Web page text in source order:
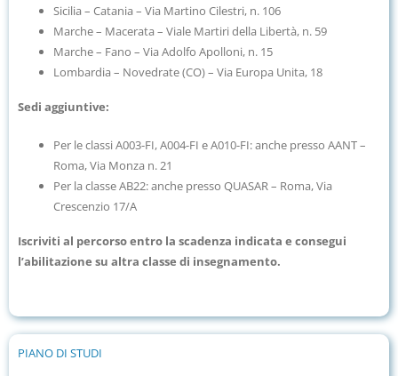
Sicilia – Catania – Via Martino Cilestri, n. 106
Marche – Macerata – Viale Martiri della Libertà, n. 59
Marche – Fano – Via Adolfo Apolloni, n. 15
Lombardia – Novedrate (CO) – Via Europa Unita, 18
Sedi aggiuntive:
Per le classi A003-FI, A004-FI e A010-FI: anche presso AANT –
Roma, Via Monza n. 21
Per la classe AB22: anche presso QUASAR – Roma, Via
Crescenzio 17/A
Iscriviti al percorso entro la scadenza indicata e consegui
l’abilitazione su altra classe di insegnamento.
PIANO DI STUDI